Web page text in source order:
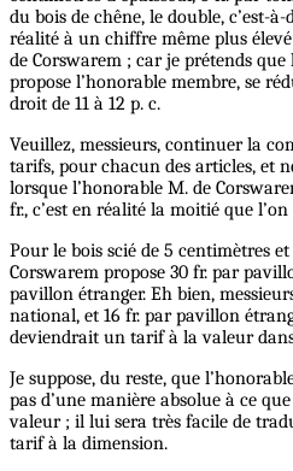
du bois de chêne, le double, c’est-
réalité à un chiffre même plus
de Corswarem ; car je prétends
propose l’honorable membre, se
droit de 11 à 12 p. c.
Veuillez, messieurs, continuer la
tarifs, pour chacun des articles, et
lorsque l’honorable M. de
fr., c’est en réalité la moitié que
Pour le bois scié de 5 centimètres
Corswarem propose 30 fr. par
pavillon étranger. Eh bien,
national, et 16 fr. par pavillon
deviendrait un tarif à la valeur
Je suppose, du reste, que
pas d’une manière absolue à ce
valeur ; il lui sera très facile de
tarif à la dimension.